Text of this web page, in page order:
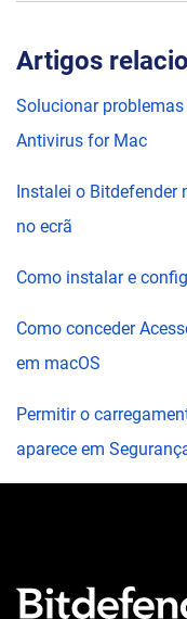
Artigos
Solucionar
Antivirus for Mac
Instalei o Bitdefender
no ecrã
Como instalar e
Como conceder
em macOS
Permitir o
aparece em